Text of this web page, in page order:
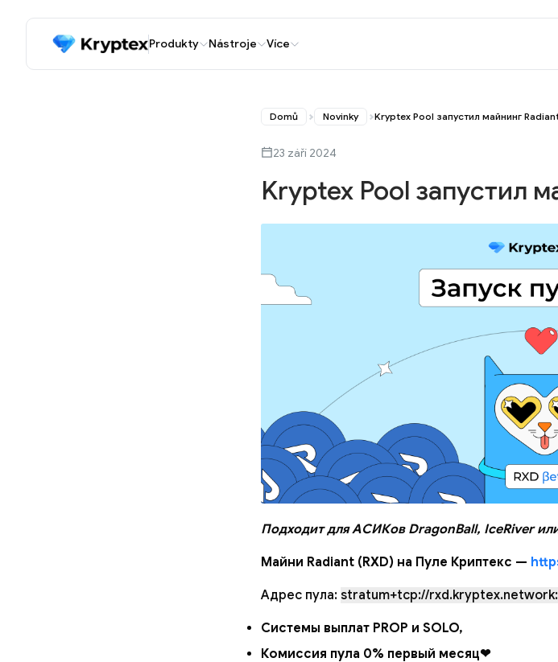
Produkty Nástroje Více
Domů Novinky Kryptex Pool запустил майнинг
23 září 2024
Kryptex Pool запустил
Подходит для АСИКов DragonBall, IceRiver
Майни Radiant (RXD) на Пуле Криптекс —
Адрес пула: stratum+tcp://
Системы выплат PROP и SOLO,
Комиссия пула 0% первый месяц❤